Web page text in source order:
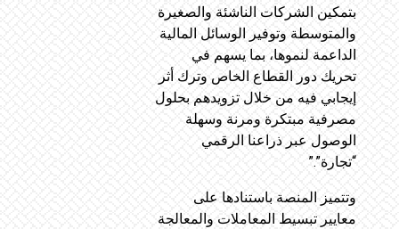
بتمكين الشركات الناشئة والصغيرة
والمتوسطة وتوفير الوسائل المالية
الداعمة لنموها، بما يسهم في
تحريك دور القطاع الخاص وترك أثر
إيجابي فيه من خلال تزويدهم بحلول
مصرفية مبتكرة ومرنة وسهلة
الوصول عبر ذراعنا الرقمي
“تجارة”.”
وتتميز المنصة باستنادها على
معايير تبسيط المعاملات والمعالجة